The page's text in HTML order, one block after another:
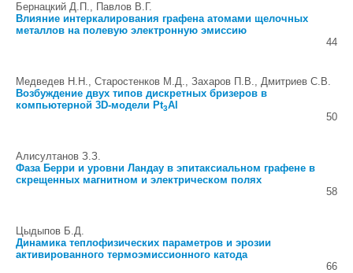
Бернацкий Д.П., Павлов В.Г.
Влияние интеркалирования графена атомами щелочных
металлов на полевую электронную эмиссию
44
Медведев Н.Н., Старостенков М.Д., Захаров П.В., Дмитриев С.В.
Возбуждение двух типов дискретных бризеров в
компьютерной 3D-модели Pt3Al
50
Алисултанов З.З.
Фаза Берри и уровни Ландау в эпитаксиальном графене в
скрещенных магнитном и электрическом полях
58
Цыдыпов Б.Д.
Динамика теплофизических параметров и эрозии
активированного термоэмиссионного катода
66